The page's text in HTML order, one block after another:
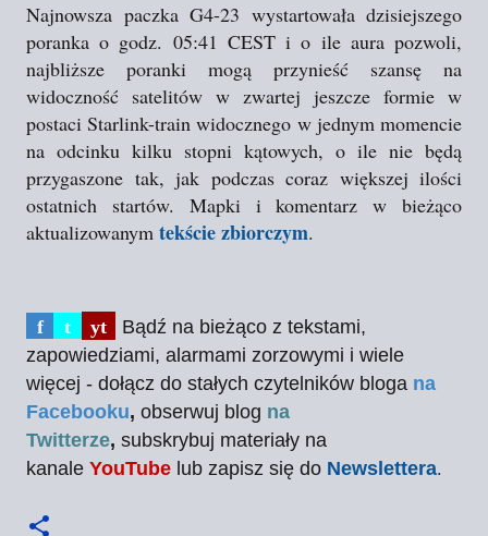
Najnowsza paczka G4-23 wystartowała dzisiejszego
poranka o godz. 05:41 CEST i o ile aura pozwoli,
najbliższe poranki mogą przynieść szansę na
widoczność satelitów w zwartej jeszcze formie w
postaci Starlink-train widocznego w jednym momencie
na odcinku kilku stopni kątowych, o ile nie będą
przygaszone tak, jak podczas coraz większej ilości
ostatnich startów. Mapki i komentarz w bieżąco
aktualizowanym tekście zbiorczym.
f t yt
Bądź na bieżąco z tekstami,
zapowiedziami, alarmami zorzowymi i wiele
więcej - dołącz do stałych czytelników bloga na
Facebooku, obserwuj blog na
Twitterze, subskrybuj materiały na
kanale YouTube lub zapisz się do Newslettera.